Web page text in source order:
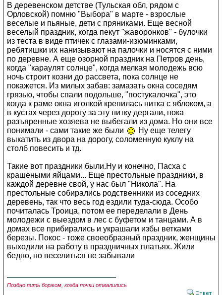
В деревенском детстве (Тульская обл, рядом с
Орловской) помню "Выбора" в марте - взрослые
веселые и пьяные, дети с пряниками. Еще весной
веселый праздник, когда пекут "жаворонков" - булочки
из теста в виде птичек с глазами-изюминками,
ребятишки их нанизывают на палочки и носятся с ними
по деревне. А еще озорной праздник на Петров день,
когда "караулят солнце", когда мелкая молодежь всю
ночь строит козни до рассвета, пока солнце не
покажется. Из милых забав: замазать окна соседям
грязью, чтобы спали подольше, "постукалочка", это
когда к раме окна иголкой крепилась нитка с яблоком, а
в кустах через дорогу за эту нитку дергали, пока
разъяренные хозяева не выбегали из дома. Но они все
понимали - сами такие же были
Ну еще телегу
выкатить из двора на дорогу, соломенную куклу на
столб повесить и тд.
Такие вот праздники были.Ну и конечно, Пасха с
крашеными яйцами... Еще престольные праздники, в
каждой деревне свой, у нас был "Никола". На
престольные собирались родственники из соседних
деревень, так что весь год ездили туда-сюда. Особо
почиталась Троица, потом ее переделали в День
молодежи с выездом в лес с буфетом и танцами. А в
домах все прибирались и украшали избы ветками
березы. Покос - тоже своеобразный праздник, женщины
выходили на работу в праздничных платьях. Жили
бедно, но веселиться не забывали
Поздно пить боржом, когда почки отвалились